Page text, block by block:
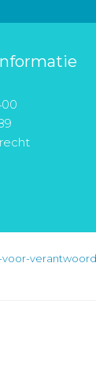
voor-